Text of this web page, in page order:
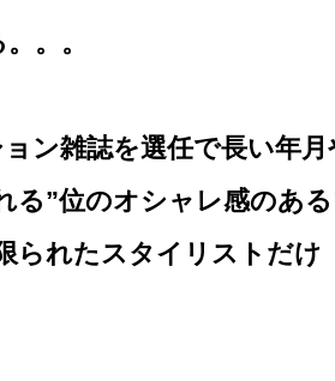
。。
ン雑誌を選任で長い年月
る”位のオシャレ感のあ
られたスタイリストだけ